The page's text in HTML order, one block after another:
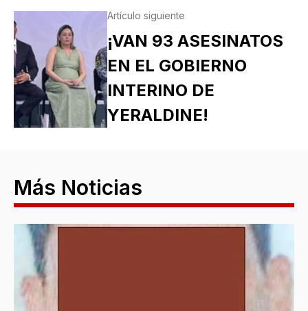
Artículo siguiente
¡VAN 93 ASESINATOS
EN EL GOBIERNO
INTERINO DE
YERALDINE!
Más Noticias